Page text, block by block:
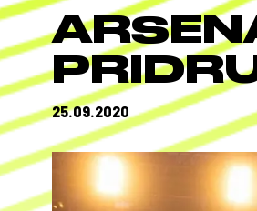
25.09.2020